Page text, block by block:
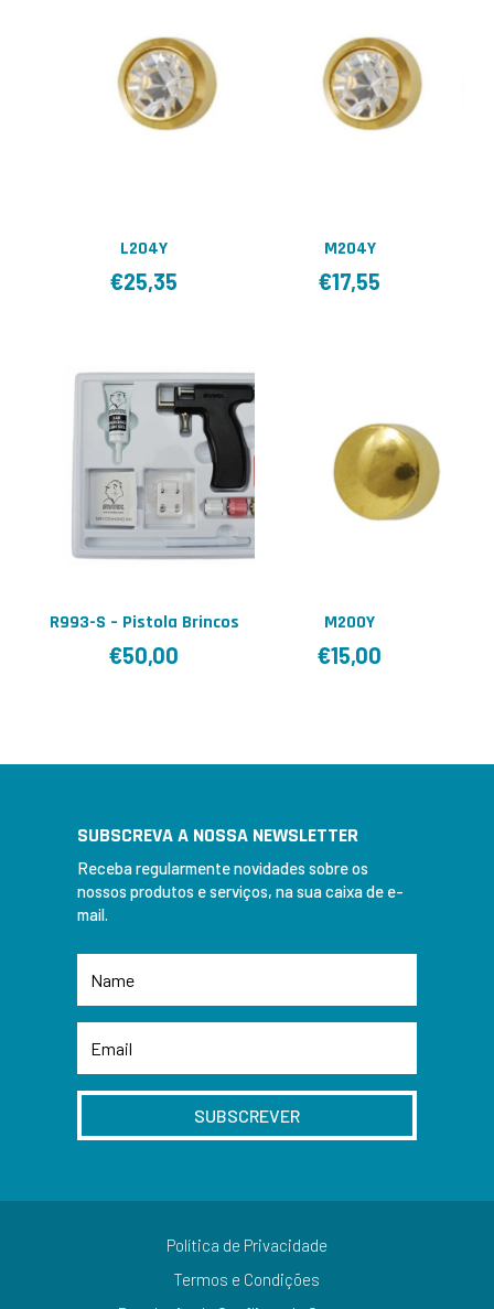
L204Y
€25,35
M204Y
€17,55
R993-S – Pistola Brincos
€50,00
M200Y
€15,00
SUBSCREVA A NOSSA NEWSLETTER
Receba regularmente novidades sobre os
nossos produtos e serviços, na sua caixa de e-
mail.
SUBSCREVER
Política de Privacidade
Termos e Condições